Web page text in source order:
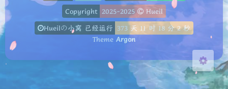
关闭 日落 暗化
Copyright 2025-2025
Hueil
Hueilの小窝 已经运行 373 天 11 时 18 分2秒
Theme Argon